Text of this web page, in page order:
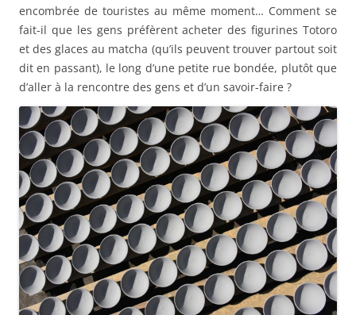
encombrée de touristes au même moment… Comment se
fait-il que les gens préfèrent acheter des figurines Totoro
et des glaces au matcha (qu’ils peuvent trouver partout soit
dit en passant), le long d’une petite rue bondée, plutôt que
d’aller à la rencontre des gens et d’un savoir-faire ?